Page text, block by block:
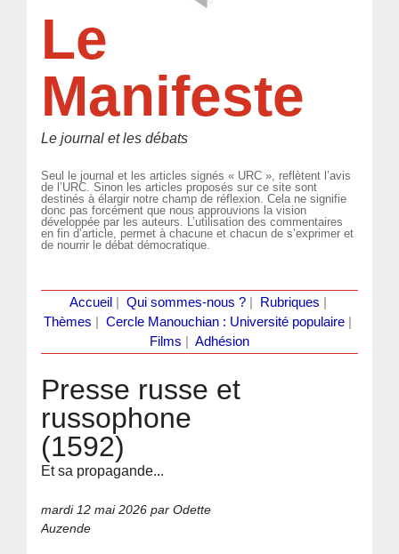
Le
Manifeste
Le journal et les débats
Seul le journal et les articles signés « URC », reflètent l’avis
de l’URC. Sinon les articles proposés sur ce site sont
destinés à élargir notre champ de réflexion. Cela ne signifie
donc pas forcément que nous approuvions la vision
développée par les auteurs. L’utilisation des commentaires
en fin d’article, permet à chacune et chacun de s’exprimer et
de nourrir le débat démocratique.
Accueil Qui sommes-nous ?| Rubriques
Thèmes
Cercle Manouchian : Université populaire
Films
Adhésion
Presse russe et
russophone
(1592)
Et sa propagande...
mardi 12 mai 2026 par Odette
Auzende